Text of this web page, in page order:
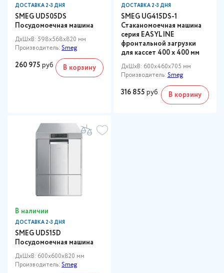
ДОСТАВКА 2-3 ДНЯ
SMEG UD505DS
Посудомоечная машина
ДxШxВ: 598x568x820 мм
Производитель: Smeg
260 975 руб В корзину
ДОСТАВКА 2-3 ДНЯ
SMEG UG415DS-1
Стаканомоечная машина
серия EASYLINE
фронтальной загрузки
для кассет 400 х 400 мм
ДxШxВ: 600x460x705 мм
Производитель: Smeg
316 855 руб В корзину
В наличии
ДОСТАВКА 2-3 ДНЯ
SMEG UD515D
Посудомоечная машина
ДxШxВ: 600x600x820 мм
Производитель: Smeg